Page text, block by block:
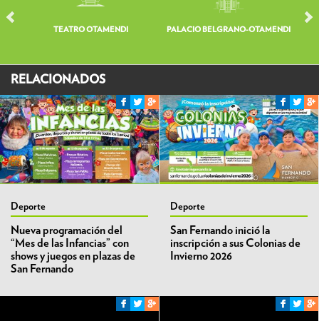
TEATRO OTAMENDI PALACIO BELGRANO-OTAMENDI
RELACIONADOS
Deporte
Nueva programación del
“Mes de las Infancias” con
shows y juegos en plazas de
San Fernando
Deporte
San Fernando inició la
inscripción a sus Colonias de
Invierno 2026